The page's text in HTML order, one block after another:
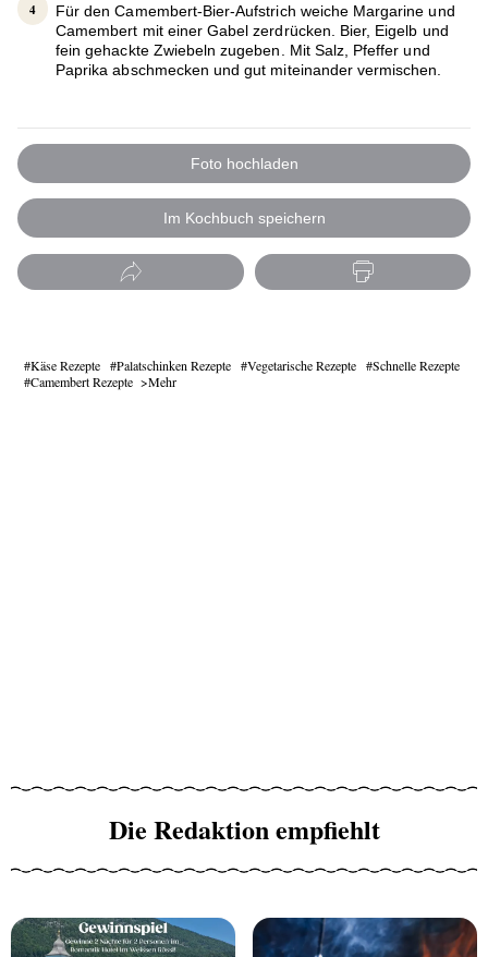
Für den Camembert-Bier-Aufstrich weiche Margarine und
Camembert mit einer Gabel zerdrücken. Bier, Eigelb und
fein gehackte Zwiebeln zugeben. Mit Salz, Pfeffer und
Paprika abschmecken und gut miteinander vermischen.
Foto hochladen
Im Kochbuch speichern
Käse Rezepte Palatschinken Rezepte Vegetarische Rezepte
Schnelle Rezepte
Camembert Rezepte
Mehr
Die Redaktion empfiehlt